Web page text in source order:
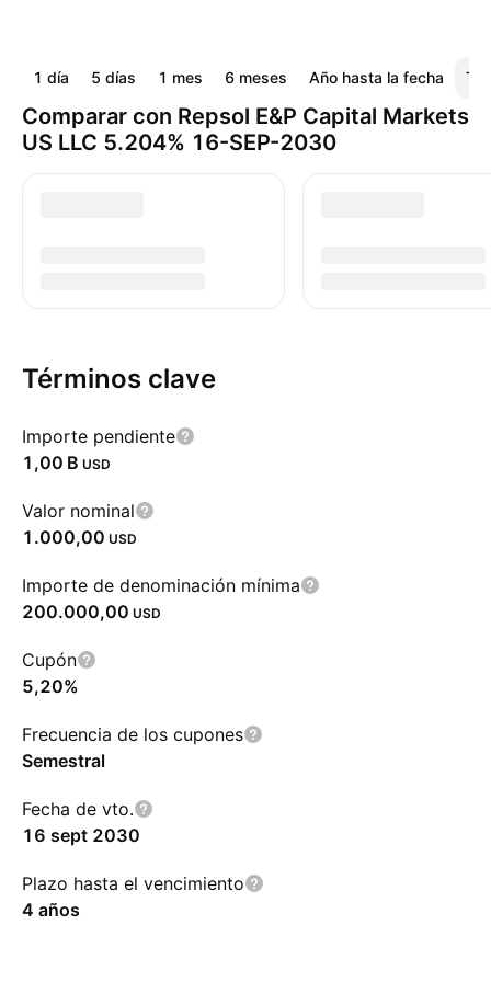
1 día 5 días 1 mes 6 meses Año hasta la fecha
Comparar con Repsol E&P Capital Markets
US LLC 5.204% 16-SEP-2030
Términos clave
Importe pendiente
‪1,00 B‬ USD
Valor nominal
1.000,00 USD
Importe de denominación mínima
200.000,00 USD
Cupón
5,20%
Frecuencia de los cupones
Semestral
Fecha de vto.
16 sept 2030
Plazo hasta el vencimiento
4 años